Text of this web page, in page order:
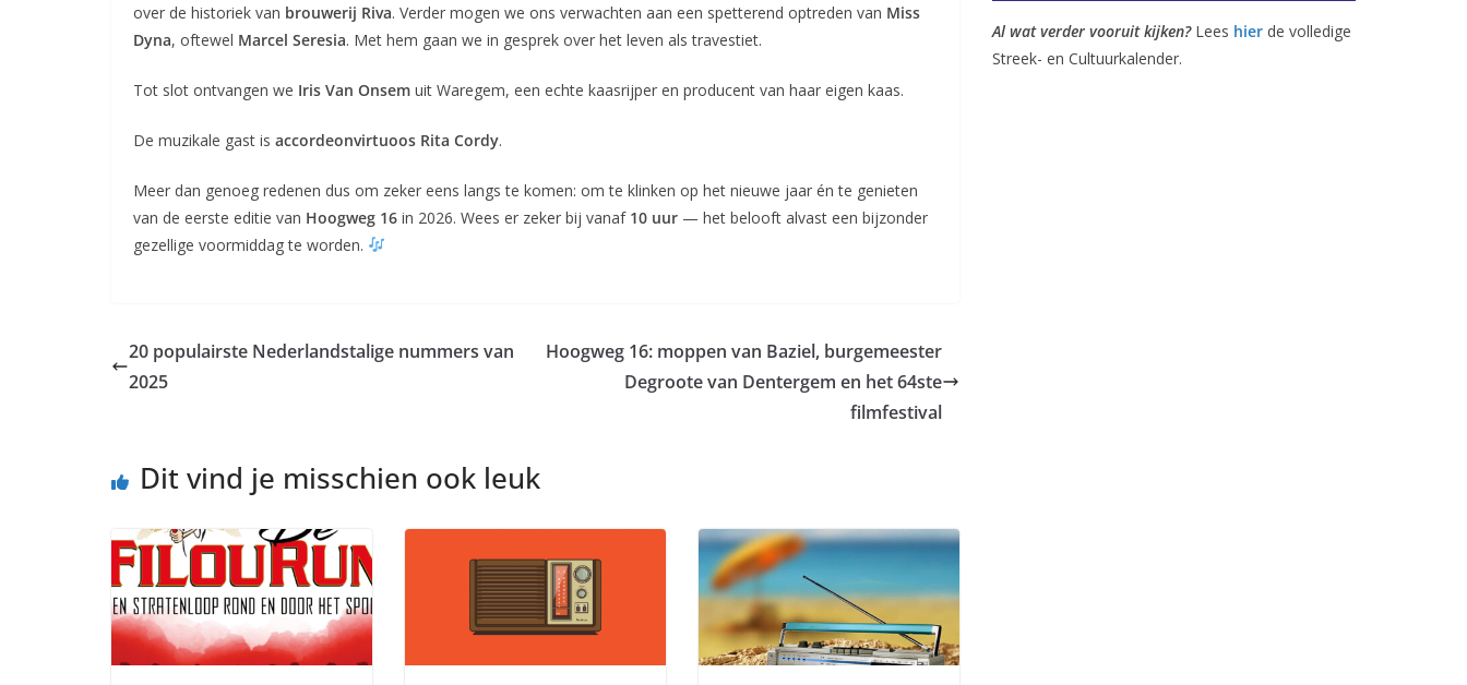
over de historiek van brouwerij Riva. Verder mogen we ons verwachten aan een spetterend optreden van Miss
Dyna, oftewel Marcel Seresia. Met hem gaan we in gesprek over het leven als travestiet.
Tot slot ontvangen we Iris Van Onsem uit Waregem, een echte kaasrijper en producent van haar eigen kaas.
De muzikale gast is accordeonvirtuoos Rita Cordy.
Meer dan genoeg redenen dus om zeker eens langs te komen: om te klinken op het nieuwe jaar én te genieten
van de eerste editie van Hoogweg 16 in 2026. Wees er zeker bij vanaf 10 uur — het belooft alvast een bijzonder
gezellige voormiddag te worden.
20 populairste Nederlandstalige nummers van
2025
Hoogweg 16: moppen van Baziel, burgemeester
Degroote van Dentergem en het 64ste
filmfestival
Dit vind je misschien ook leuk
Al wat verder vooruit kijken?Lees hier de volledige
Streek- en Cultuurkalender.